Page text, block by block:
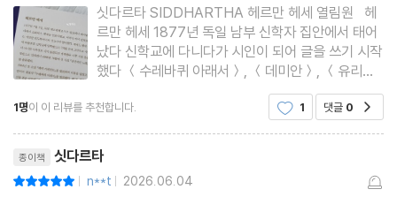
싯다르타 SIDDHARTHA 헤르만 헤세 열림원 헤
르만 헤세 1877년 독일 남부 신학자 집안에서 태어
났다 신학교에 다니다가 시인이 되어 글을 쓰기 시작
했다 ＜수레바퀴 아래서＞, ＜데미안＞, ＜유리알
유희＞ 등의 작품으로 잘 알려져있다 그의 작품들은
철학, 종교, 정의 같은 이념들에 대해 끊임없이 탐구
하고 있어 작품 자체가 쉽지 않지만 철학적인 깊이가
깊어서 성장소
1명이 이 리뷰를 추천합니다. 1 댓글 0
종이책 싯다르타
| n**t | 2026.06.04